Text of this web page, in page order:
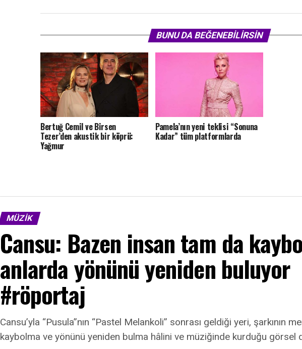
BUNU DA BEĞENEBILIRSIN
Bertuğ Cemil ve Birsen
Tezer’den akustik bir köprü:
Yağmur
Pamela’nın yeni teklisi “Sonuna
Kadar” tüm platformlarda
MÜZIK
Cansu: Bazen insan tam da
anlarda yönünü yeniden buluyor
#röportaj
Cansu’yla “Pusula”nın “Pastel Melankoli” sonrası geldiği yeri, şarkının
kaybolma ve yönünü yeniden bulma hâlini ve müziğinde kurduğu görsel